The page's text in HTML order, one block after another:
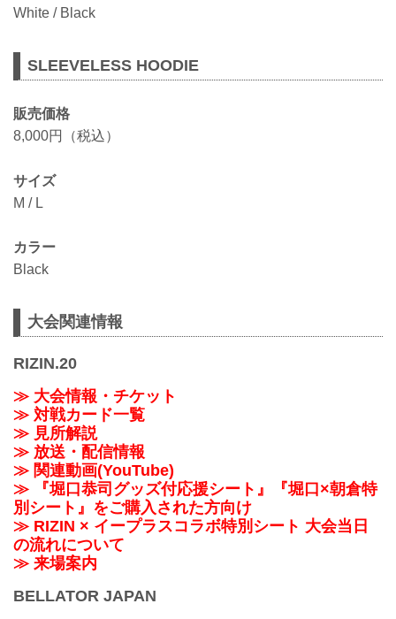
White / Black
SLEEVELESS HOODIE
販売価格
8,000円（税込）
サイズ
M / L
カラー
Black
大会関連情報
RIZIN.20
≫ 大会情報・チケット
≫ 対戦カード一覧
≫ 見所解説
≫ 放送・配信情報
≫ 関連動画(YouTube)
≫ 『堀口恭司グッズ付応援シート』『堀口×朝倉特
別シート』をご購入された方向け
≫ RIZIN × イープラスコラボ特別シート 大会当日
の流れについて
≫ 来場案内
BELLATOR JAPAN